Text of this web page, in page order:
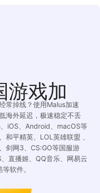
游戏加
常掉线？使用Malus加速
海外延迟，极速稳定不丢
iOS、Android、macOS等
和平精英、LOL英雄联盟 、
剑网3、CS:GO等国服游
直播姬、QQ音乐、网易云
软件。